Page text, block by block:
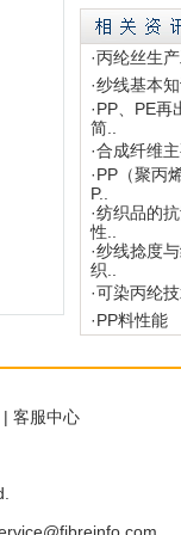
·丙纶丝生
·纱线基本
·PP、PE再
简..
·合成纤维
·PP（聚丙
P..
·纺织品的
性..
·纱线捻度
织..
·可染丙纶
·PP料性能
| 客服中心